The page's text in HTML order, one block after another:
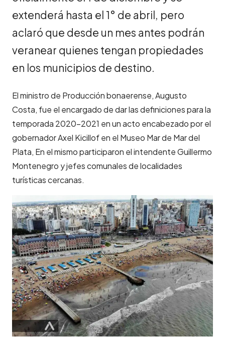
extenderá hasta el 1° de abril, pero
aclaró que desde un mes antes podrán
veranear quienes tengan propiedades
en los municipios de destino.
El ministro de Producción bonaerense, Augusto
Costa, fue el encargado de dar las definiciones para la
temporada 2020-2021 en un acto encabezado por el
gobernador Axel Kicillof en el Museo Mar de Mar del
Plata, En el mismo participaron el intendente Guillermo
Montenegro y jefes comunales de localidades
turísticas cercanas.